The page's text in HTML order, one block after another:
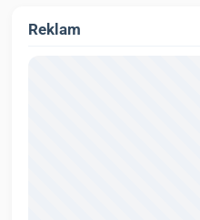
Reklam